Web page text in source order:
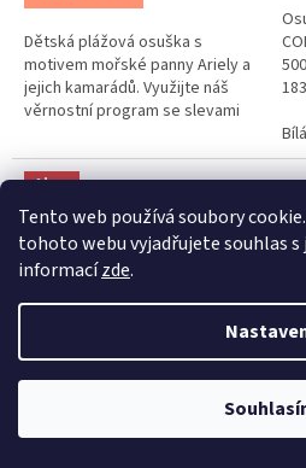
Tento web používá soubory
tohoto webu vyjadřujete souhlas s
informacízde.
nastavená Věrnostní sleva 3% - 10% na
víc nakoupíte, tím větší slevu můžete
Využít můžete i "Slevové kody" nebo
příjemný nákup u nás Jana Kotasová
Dětská plážová osuška s
motivem mořské panny Ariely a
jejich kamarádů. Využijte náš
věrnostní program se slevami
Věrnostní program
5
Bílá
Akce
Tip
Výprodej
359 Kč –33 %
AKCE Osuška Minnie Pink